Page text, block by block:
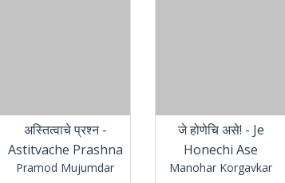
अस्तित्वाचे प्रश्न -
Astitvache Prashna
Pramod Mujumdar
जे होणेचि असे! - Je
Honechi Ase
Manohar Korgavkar